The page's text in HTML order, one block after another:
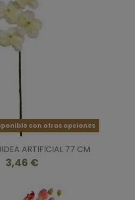
con otras opciones
ARTIFICIAL 77 CM
3,46 €